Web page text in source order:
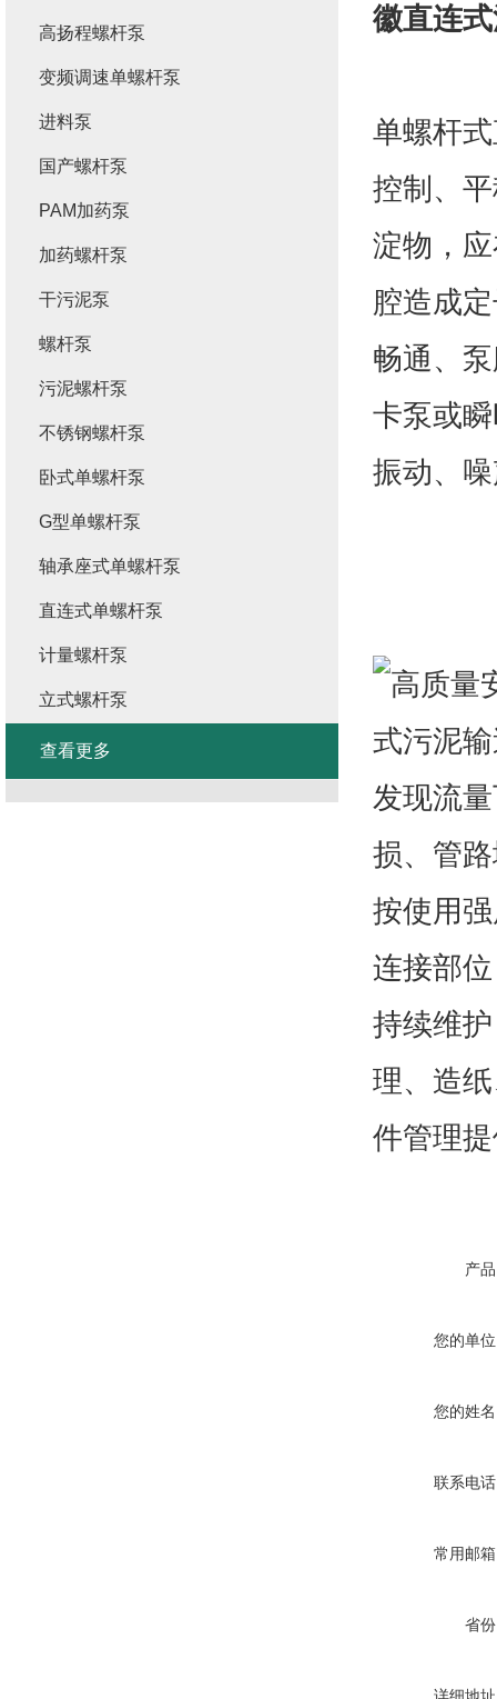
徽直连
单螺杆
控制、
淀物，
腔造成
畅通、
卡泵或
振动、
发现流
损、管
按使用
连接部
持续维
理、造
件管理
产
您的单
您的姓
联系电
常用邮
省
高扬程螺杆泵
变频调速单螺杆泵
进料泵
国产螺杆泵
PAM加药泵
加药螺杆泵
干污泥泵
螺杆泵
污泥螺杆泵
不锈钢螺杆泵
卧式单螺杆泵
G型单螺杆泵
轴承座式单螺杆泵
直连式单螺杆泵
计量螺杆泵
立式螺杆泵
查看更多